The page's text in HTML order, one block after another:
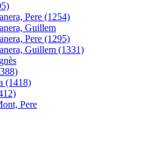
Pere (1254)
Guillem
Pere (1295)
Guillem (1331)
(1418)
Pere